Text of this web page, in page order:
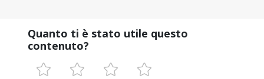
Quanto ti è stato utile questo
contenuto?